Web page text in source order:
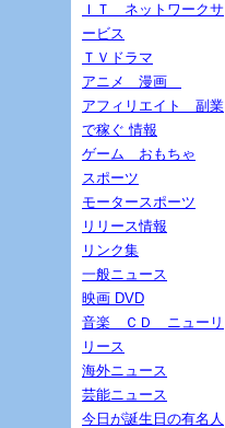
ＩＴ ネットワークサ
ービス
ＴＶドラマ
アニメ 漫画
アフィリエイト 副業
で稼ぐ 情報
ゲーム おもちゃ
スポーツ
モータースポーツ
リリース情報
リンク集
一般ニュース
映画 DVD
音楽 ＣＤ ニューリ
リース
海外ニュース
芸能ニュース
今日が誕生日の有名人